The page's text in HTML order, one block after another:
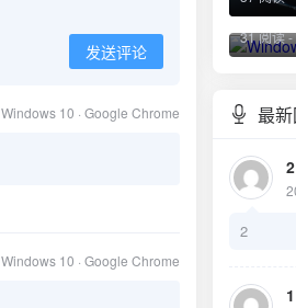
发送评论
Windows 10 · Google Chrome
Windows 10 · Google Chrome
31 阅读
最
2
2
1